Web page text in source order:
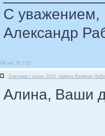
С уважением,
Александр
04 окт, 10 7:32
Zнятовка / осень 2010, памяти Валерия
Алина, Ваши